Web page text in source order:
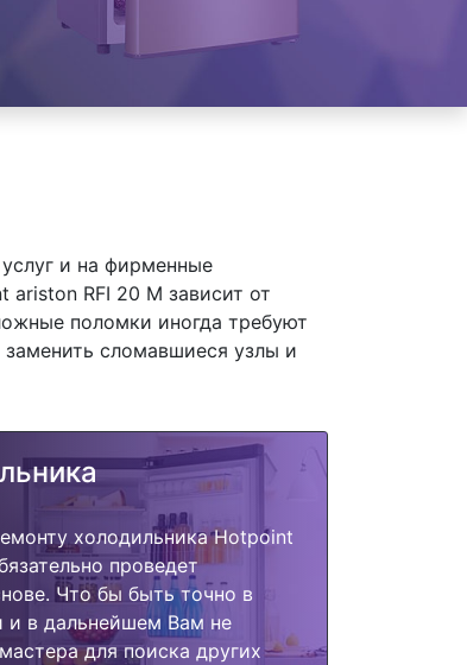
и на фирменные
RFI 20 M зависит от
поломки иногда требуют
сломавшиеся узлы и
холодильника Hotpoint
проведет
Что бы быть точно в
и в дальнейшем Вам не
для поиска других